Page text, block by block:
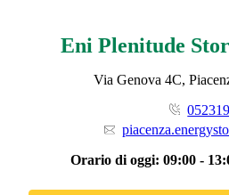
Eni Plenitude
Via Genova 4C,
Orario di oggi: 09:00 -